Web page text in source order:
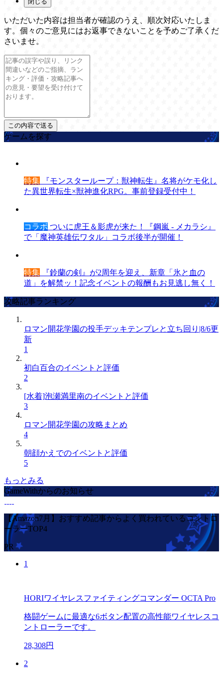
いただいた内容は担当者が確認のうえ、順次対応いたしま
す。個々のご意見にはお返事できないことを予めご了承くだ
さいませ。
ゲームを探す
特集 『モンスターループ：獣神転生』名将がケモ化し
た異世界転生×獣神進化RPG。事前登録受付中！
コラボ ついに虎王＆影虎が来た！『鋼嵐 - メカラシ』
で「魔神英雄伝ワタル」コラボ後半が開催！
特集 『鈴蘭の剣』が2周年を迎え、新章「氷と血の
道」を解禁ッ！記念イベントの報酬もお見逃し無く！
攻略記事ランキング
ロマン開花学園の投手デッキテンプレと立ち回り|8/6更
新
1
初白百合のイベントと評価
2
[水着]泡瀬満里南のイベントと評価
3
ロマン開花学園の攻略まとめ
4
朝顔かえでのイベントと評価
5
もっとみる
GameWithからのお知らせ
【Amazon7月】おすすめ記事からよく買われているコントロ
ーラーTOP4
PR
1
HORIワイヤレスファイティングコマンダー OCTA Pro
格闘ゲームに最適な6ボタン配置の高性能ワイヤレスコ
ントローラーです。
28,308円
2